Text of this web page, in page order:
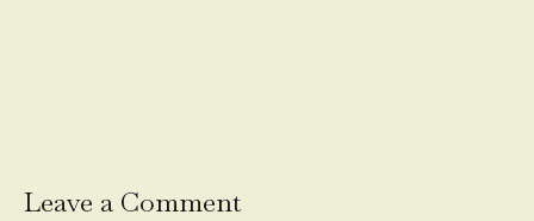
Leave a Comment